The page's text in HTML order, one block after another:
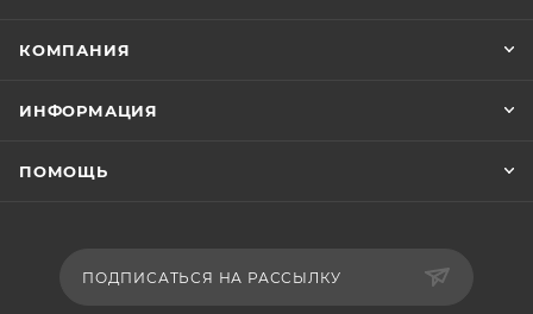
КОМПАНИЯ
ИНФОРМАЦИЯ
ПОМОЩЬ
ПОДПИСАТЬСЯ НА РАССЫЛКУ